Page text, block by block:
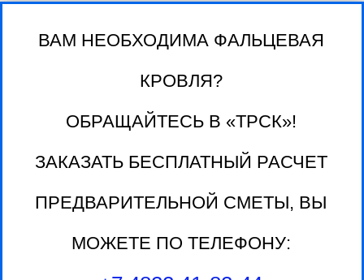
ВАМ НЕОБХОДИМА ФАЛЬЦЕВАЯ
КРОВЛЯ?
ОБРАЩАЙТЕСЬ В «ТРСК»!
ЗАКАЗАТЬ БЕСПЛАТНЫЙ РАСЧЕТ
ПРЕДВАРИТЕЛЬНОЙ СМЕТЫ, ВЫ
МОЖЕТЕ ПО ТЕЛЕФОНУ: